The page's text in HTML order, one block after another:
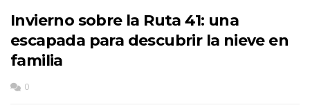
Invierno sobre la Ruta 41: una
escapada para descubrir la nieve en
familia
0